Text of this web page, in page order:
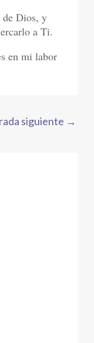
de Dios, y
a Ti.
en mi labor
siguiente →